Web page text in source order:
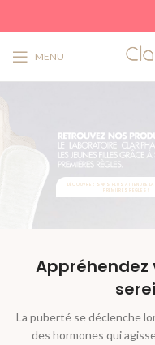
MENU
DÉCOUVREZ SANS PLUS ATTENDRE LA
PREMIÈRES RÈGLES !
Appréhendez
La puberté se déclenche
des hormones qui